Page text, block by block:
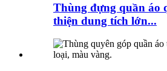
Thùng đựng quần áo
thiện dung tích lớn...